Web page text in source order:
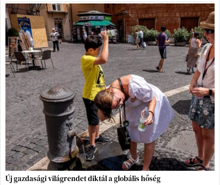
Új gazdasági világrendet diktál a globális hőség